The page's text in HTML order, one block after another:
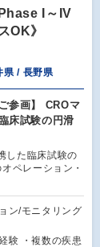
I～IV
OK》
県 / 長野県
参画】 CROマ
床試験の円滑
した臨床試験の
ペレーション・
ン/モニタリング
験 ・複数の疾患